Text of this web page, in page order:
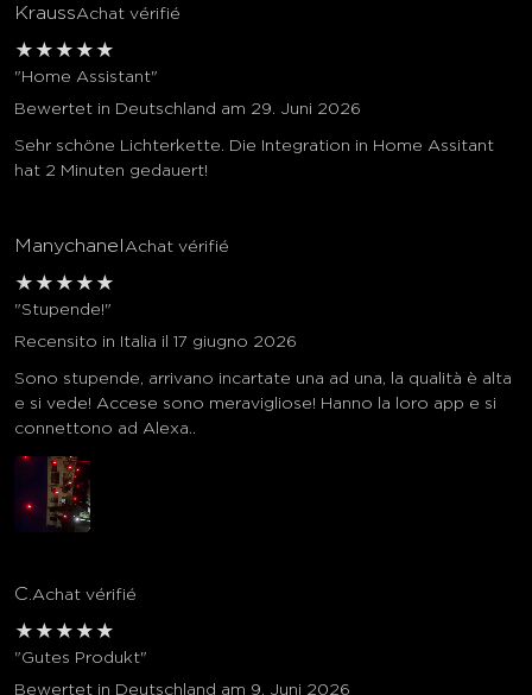
KraussAchat vérifié
★ ★ ★ ★ ★
"Home Assistant"
Bewertet in Deutschland am 29. Juni 2026
Sehr schöne Lichterkette. Die Integration in Home Assitant
hat 2 Minuten gedauert!
Manychanel Achat vérifié
★ ★ ★ ★ ★
"Stupende!"
Recensito in Italia il 17 giugno 2026
Sono stupende, arrivano incartate una ad una, la qualità è alta
e si vede! Accese sono meravigliose! Hanno la loro app e si
connettono ad Alexa..
C. Achat vérifié
★ ★ ★ ★ ★
"Gutes Produkt"
Bewertet in Deutschland am 9. Juni 2026